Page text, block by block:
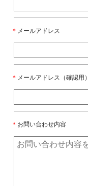
＊ メールアドレス
＊ メールアドレス（確認用）
＊ お問い合わせ内容